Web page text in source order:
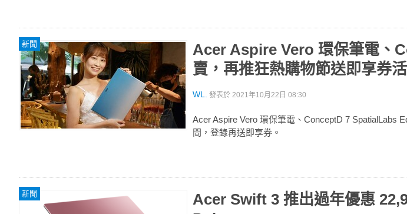
新聞
Acer Aspire Vero 環保筆電、
賣，再推狂熱購物節送即享券
WL. 發表於 2021年10月22日 08:30
Acer Aspire Vero 環保筆電、ConceptD 7 SpatialLabs
間，登錄再送即享券。
新聞
Acer Swift 3 推出過年優惠